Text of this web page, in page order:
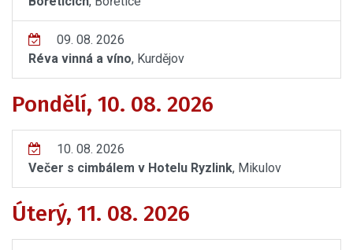
09. 08. 2026
Réva vinná a víno, Kurdějov
Pondělí, 10. 08. 2026
10. 08. 2026
Večer s cimbálem v Hotelu Ryzlink, Mikulov
Úterý, 11. 08. 2026